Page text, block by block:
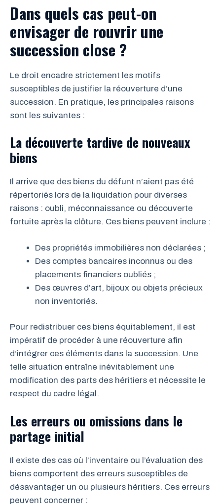
Dans quels cas peut-on
envisager de rouvrir une
succession close ?
Le droit encadre strictement les motifs
susceptibles de justifier la réouverture d’une
succession. En pratique, les principales raisons
sont les suivantes :
La découverte tardive de nouveaux
biens
Il arrive que des biens du défunt n’aient pas été
répertoriés lors de la liquidation pour diverses
raisons : oubli, méconnaissance ou découverte
fortuite après la clôture. Ces biens peuvent inclure :
Des propriétés immobilières non déclarées ;
Des comptes bancaires inconnus ou des
placements financiers oubliés ;
Des œuvres d’art, bijoux ou objets précieux
non inventoriés.
Pour redistribuer ces biens équitablement, il est
impératif de procéder à une réouverture afin
d’intégrer ces éléments dans la succession. Une
telle situation entraîne inévitablement une
modification des parts des héritiers et nécessite le
respect du cadre légal.
Les erreurs ou omissions dans le
partage initial
Il existe des cas où l’inventaire ou l’évaluation des
biens comportent des erreurs susceptibles de
désavantager un ou plusieurs héritiers. Ces erreurs
peuvent concerner :